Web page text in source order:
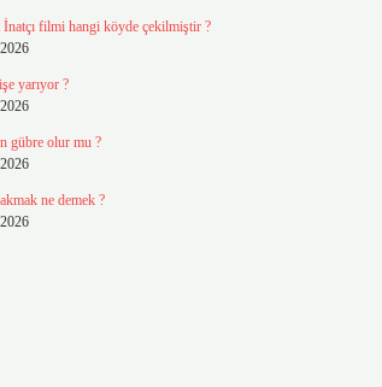
filmi hangi köyde çekilmiştir ?
yarıyor ?
gübre olur mu ?
ne demek ?